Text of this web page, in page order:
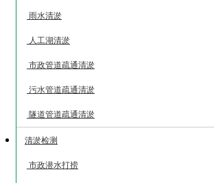
雨水清淤
人工湖清淤
市政管道疏通清淤
污水管道疏通清淤
隧道管道疏通清淤
清淤检测
市政潜水打捞